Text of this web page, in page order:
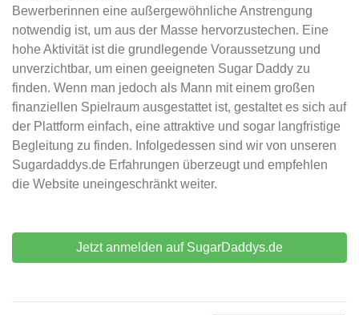
Bewerberinnen eine außergewöhnliche Anstrengung
notwendig ist, um aus der Masse hervorzustechen. Eine
hohe Aktivität ist die grundlegende Voraussetzung und
unverzichtbar, um einen geeigneten Sugar Daddy zu
finden. Wenn man jedoch als Mann mit einem großen
finanziellen Spielraum ausgestattet ist, gestaltet es sich auf
der Plattform einfach, eine attraktive und sogar langfristige
Begleitung zu finden. Infolgedessen sind wir von unseren
Sugardaddys.de Erfahrungen überzeugt und empfehlen
die Website uneingeschränkt weiter.
Jetzt anmelden auf SugarDaddys.de